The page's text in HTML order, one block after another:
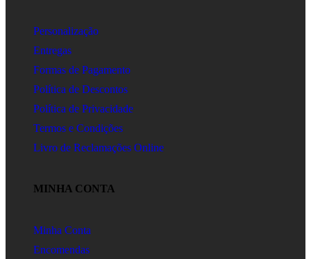
Personalização
Entregas
Formas de Pagamento
Política de Descontos
Política de Privacidade
Termos e Condições
Livro de Reclamações Online
MINHA CONTA
Minha Conta
Encomendas